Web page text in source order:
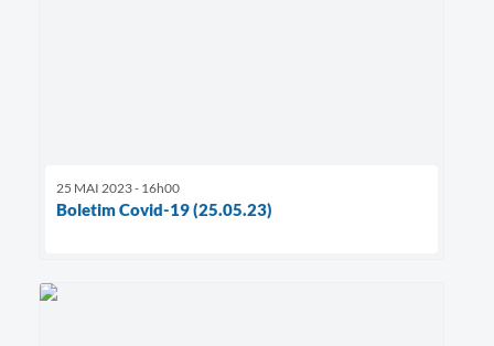
25 MAI 2023 - 16h00
Boletim Covid-19 (25.05.23)